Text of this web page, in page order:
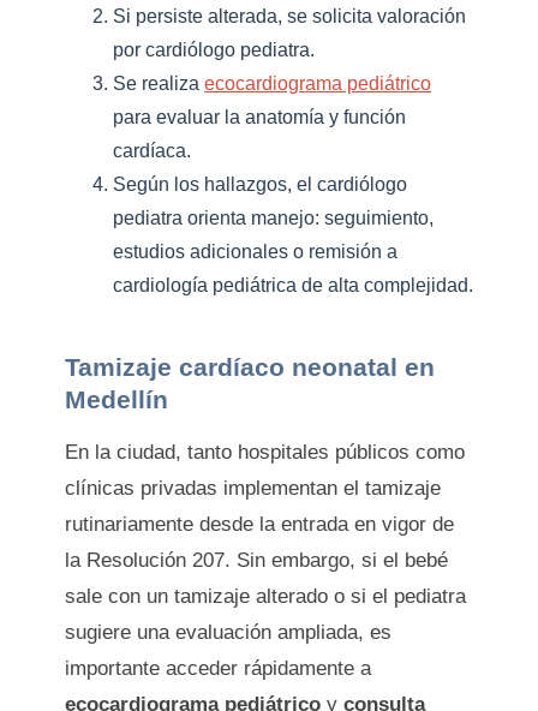
Si persiste alterada, se solicita valoración
por cardiólogo pediatra.
Se realiza ecocardiograma pediátrico
para evaluar la anatomía y función
cardíaca.
Según los hallazgos, el cardiólogo
pediatra orienta manejo: seguimiento,
estudios adicionales o remisión a
cardiología pediátrica de alta complejidad.
Tamizaje cardíaco neonatal en
Medellín
En la ciudad, tanto hospitales públicos como
clínicas privadas implementan el tamizaje
rutinariamente desde la entrada en vigor de
la Resolución 207. Sin embargo, si el bebé
sale con un tamizaje alterado o si el pediatra
sugiere una evaluación ampliada, es
importante acceder rápidamente a
ecocardiograma pediátrico y consulta